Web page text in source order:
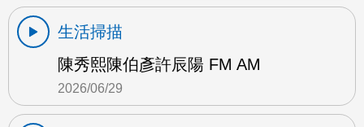
生活掃描
陳秀熙陳伯彥許辰陽 FM AM
2026/06/29